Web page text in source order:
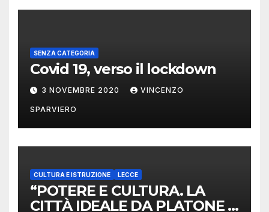
SENZA CATEGORIA
Covid 19, verso il lockdown
3 NOVEMBRE 2020 VINCENZO
SPARVIERO
CULTURA E ISTRUZIONE LECCE
“POTERE E CULTURA. LA
CITTÀ IDEALE DA PLATONE A